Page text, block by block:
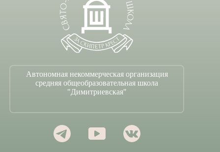
Автономная некоммерческая организация
средняя общеобразовательная школа
"Димитриевская"